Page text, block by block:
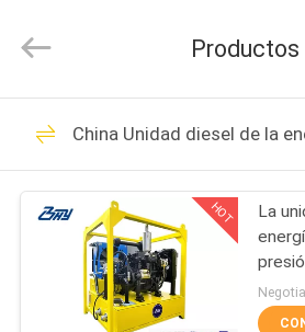
HOGAR
PRODUCTOS
SOBRE
NOSOTROS
Bohyar
Engineering
Ltd.
Reserved.
Corte frío del
máquina que
Productos
China Unidad diesel de la
HOT
La